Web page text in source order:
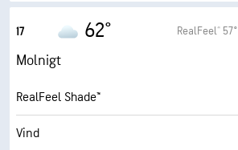
Fuktighet
Daggpunkt
AccuLumen Brightness Index™
17 62° RealFeel® 57°
Molnigt
RealFeel Shade™
Vind